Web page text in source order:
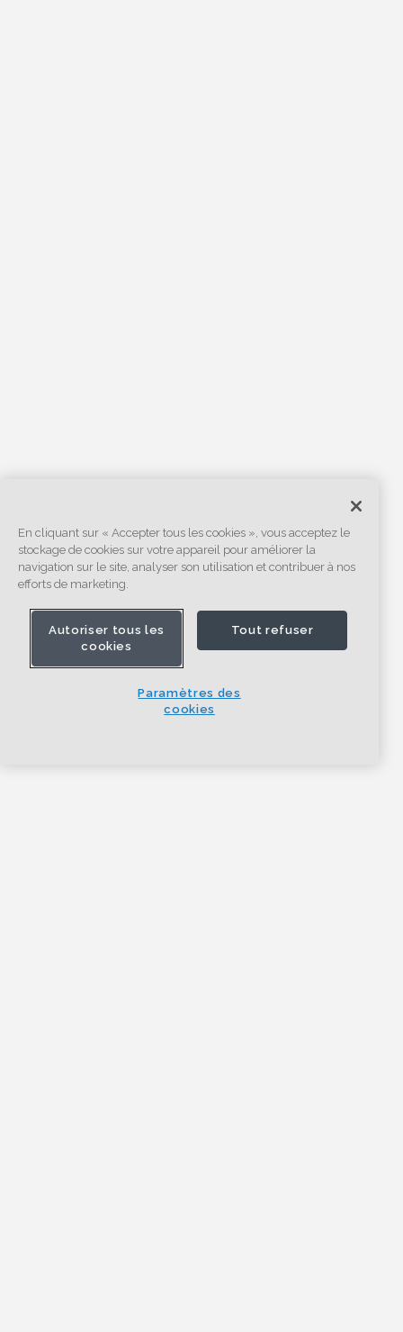
En cliquant sur « Accepter tous les cookies », vous acceptez le
stockage de cookies sur votre appareil pour améliorer la
navigation sur le site, analyser son utilisation et contribuer à nos
efforts de marketing.
Autoriser tous les
cookies
Tout refuser
Paramètres des
cookies